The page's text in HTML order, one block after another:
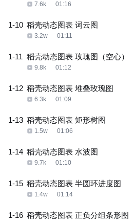
7.6k 01:16
1-10 稻壳动态图表 词云图
3.2w 01:11
1-11 稻壳动态图表 玫瑰图（空心）
9.8k 01:12
1-12 稻壳动态图表 堆叠玫瑰图
6.3k 01:09
1-13 稻壳动态图表 矩形树图
1.5w 01:06
1-14 稻壳动态图表 水波图
9.7k 01:10
1-15 稻壳动态图表 半圆环进度图
1.4w 01:14
1-16 稻壳动态图表 正负分组条形图